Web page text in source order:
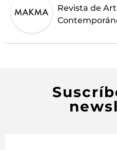
Revista de